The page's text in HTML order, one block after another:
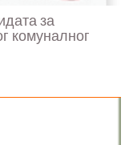
за
комуналног